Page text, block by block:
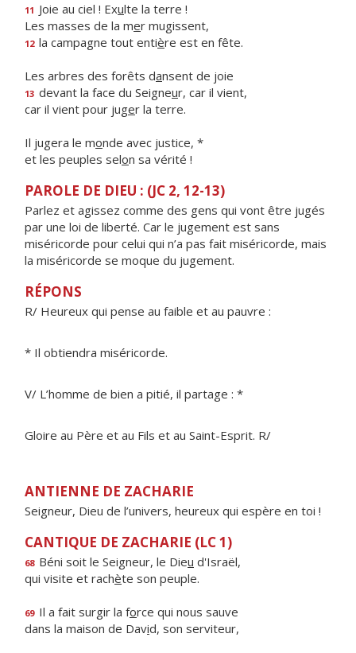
11 Joie au ciel ! Exulte la terre !
Les masses de la mer mugissent,
12 la campagne tout entière est en fête.
Les arbres des forêts dansent de joie
13 devant la face du Seigneur, car il vient,
car il vient pour juger la terre.
Il jugera le monde avec justice, *
et les peuples selon sa vérité !
PAROLE DE DIEU : (JC 2, 12-13)
Parlez et agissez comme des gens qui vont être jugés
par une loi de liberté. Car le jugement est sans
miséricorde pour celui qui n’a pas fait miséricorde, mais
la miséricorde se moque du jugement.
RÉPONS
R/ Heureux qui pense au faible et au pauvre :
* Il obtiendra miséricorde.
V/ L’homme de bien a pitié, il partage : *
Gloire au Père et au Fils et au Saint-Esprit. R/
ANTIENNE DE ZACHARIE
Seigneur, Dieu de l’univers, heureux qui espère en toi !
CANTIQUE DE ZACHARIE (LC 1)
68 Béni soit le Seigneur, le Dieu d'Israël,
qui visite et rachète son peuple.
69 Il a fait surgir la force qui nous sauve
dans la maison de David, son serviteur,